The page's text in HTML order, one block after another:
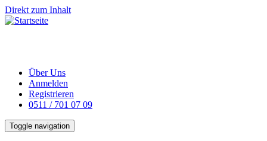
Direkt zum Inhalt
Über Uns
Anmelden
Registrieren
0511 / 701 07 09
Toggle navigation